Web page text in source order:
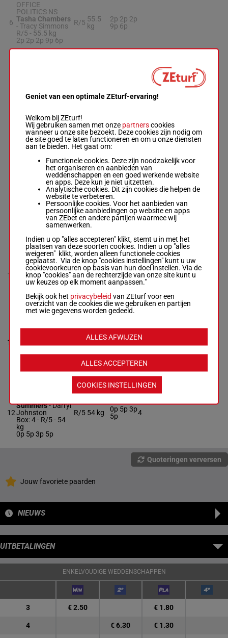
6
OFFICE
POLITICS NS
Tasha Chambers
- Tracy Simmons
R/5 - 55.5 kg
2p 2p 2p 9p 6p
R/5 55.5
kg
2p 2p 2p
9p 6p
M/4 -55 kg
I'M STELLAR
Emma Bell-
Jenny Bell
M/455 kg 1p 3p 0p
RAVENITE
Amie Meissner-
Wayne Pomfrett
R/5 -53
7p 7p 6p 4p
R/553 kg
7p 7p 6p
4p
2
10
CRIMSON
DECIPHER NS
Mckenzie Apel-
Ricky Vale
M/4 - 54 kg
4p 7p 7p 7p
M/454 kg
4p 7p 7p
7p
11
Christopher
kg
M/4 54 kg
4p 2p 2p
8p
7
12
Summers-Darryl
Johnston
Box: 4 - R/5 - 54
kg
0p 5p 3p 5p
R/5 54 kg
0p 5p 3p
5p
4
Quoteringen verversen
Jouw favoriete paarden
NIEUWS
UITBETALINGEN
ENKELVOUDIGE WEDDENSCHAPPEN
3 € 2.50 € 1.80
4 € 6.30 € 1.30
Geniet van een optimale ZEturf-ervaring!
Welkom bij ZEturf!
Wij gebruiken samen met onze partnerscookies
wanneer u onze site bezoekt. Deze cookies zijn nodig om
de site goed te laten functioneren en om u onze diensten
aan te bieden. Het gaat om:
Functionele cookies. Deze zijn noodzakelijk voor
het organiseren en aanbieden van
weddenschappen en een goed werkende website
en apps. Deze kun je niet uitzetten.
Analytische cookies. Dit zijn cookies die helpen de
website te verbeteren.
Persoonlijke cookies. Voor het aanbieden van
persoonlijke aanbiedingen op website en apps
van ZEbet en andere partijen waarmee wij
samenwerken.
Indien u op "alles accepteren" klikt, stemt u in met het
plaatsen van deze soorten cookies. Indien u op "alles
weigeren" klikt, worden alleen functionele cookies
geplaatst. Via de knop "cookies instellingen" kunt u uw
cookievoorkeuren op basis van hun doel instellen. Via de
knop "cookies" aan de rechterzijde van onze site kunt u
uw keuzes op elk moment aanpassen."
Bekijk ook het privacybeleid van ZEturf voor een
overzicht van de cookies die we gebruiken en partijen
met wie gegevens worden gedeeld.
ALLES ACCEPTEREN
ALLES AFWIJZEN
COOKIES INSTELLINGEN